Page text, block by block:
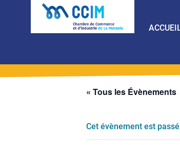
« Tous les Évènements
Cet évènement est